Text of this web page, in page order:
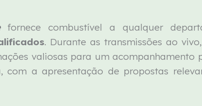
fornece combustível a qualquer
. Durante as transmissões ao
valiosas para um acompanhamento
a apresentação de propostas